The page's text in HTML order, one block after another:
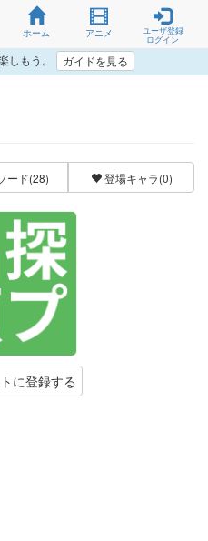
ホーム アニメ
ユーザ登録
ログイン
もう。 ガイドを見る
ード(28) 登場キャラ(0)
に登録する